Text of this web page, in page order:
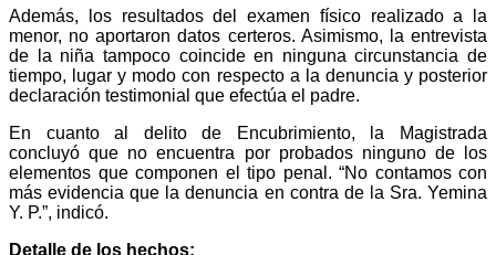
Además, los resultados del examen físico realizado a la
menor, no aportaron datos certeros. Asimismo, la entrevista
de la niña tampoco coincide en ninguna circunstancia de
tiempo, lugar y modo con respecto a la denuncia y posterior
declaración testimonial que efectúa el padre.
En cuanto al delito de Encubrimiento, la Magistrada
concluyó que no encuentra por probados ninguno de los
elementos que componen el tipo penal. “No contamos con
más evidencia que la denuncia en contra de la Sra. Yemina
Y. P.”, indicó.
Detalle de los hechos: